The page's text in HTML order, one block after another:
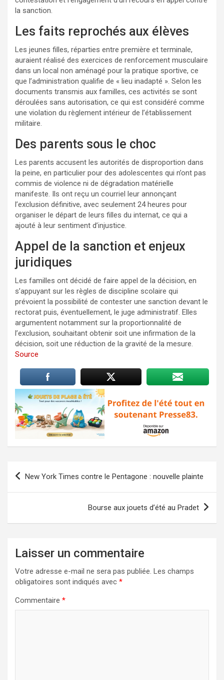
la sanction.
Les faits reprochés aux élèves
Les jeunes filles, réparties entre première et terminale,
auraient réalisé des exercices de renforcement musculaire
dans un local non aménagé pour la pratique sportive, ce
que l’administration qualifie de « lieu inadapté ». Selon les
documents transmis aux familles, ces activités se sont
déroulées sans autorisation, ce qui est considéré comme
une violation du règlement intérieur de l’établissement
militaire.
Des parents sous le choc
Les parents accusent les autorités de disproportion dans
la peine, en particulier pour des adolescentes qui n’ont pas
commis de violence ni de dégradation matérielle
manifeste. Ils ont reçu un courriel leur annonçant
l’exclusion définitive, avec seulement 24 heures pour
organiser le départ de leurs filles du internat, ce qui a
ajouté à leur sentiment d’injustice.
Appel de la sanction et enjeux
juridiques
Les familles ont décidé de faire appel de la décision, en
s’appuyant sur les règles de discipline scolaire qui
prévoient la possibilité de contester une sanction devant le
rectorat puis, éventuellement, le juge administratif. Elles
argumentent notamment sur la proportionnalité de
l’exclusion, souhaitant obtenir soit une infirmation de la
décision, soit une réduction de la gravité de la mesure.
Source
Navigation
New York Times contre le Pentagone : nouvelle plainte
Bourse aux jouets d’été au Pradet
Laisser un commentaire
Votre adresse e-mail ne sera pas publiée. Les champs
obligatoires sont indiqués avec *
Commentaire *